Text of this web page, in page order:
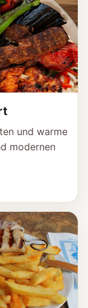
und warme
modernen